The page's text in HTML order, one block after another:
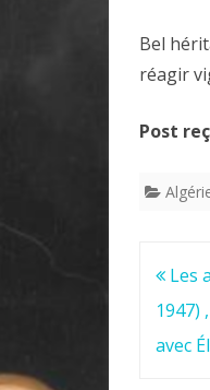
Bel
réagir
Post
de
Les
1947)
avec